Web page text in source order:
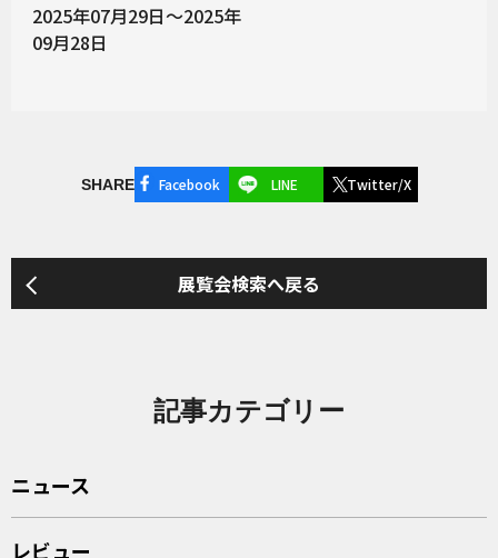
2025年07月29日～2025年
09月28日
SHARE Facebook LINE Twitter/X
展覧会検索へ戻る
記事カテゴリー
ニュース
レビュー